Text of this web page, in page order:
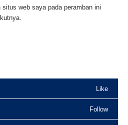
web saya pada peramban ini
Like
Follow